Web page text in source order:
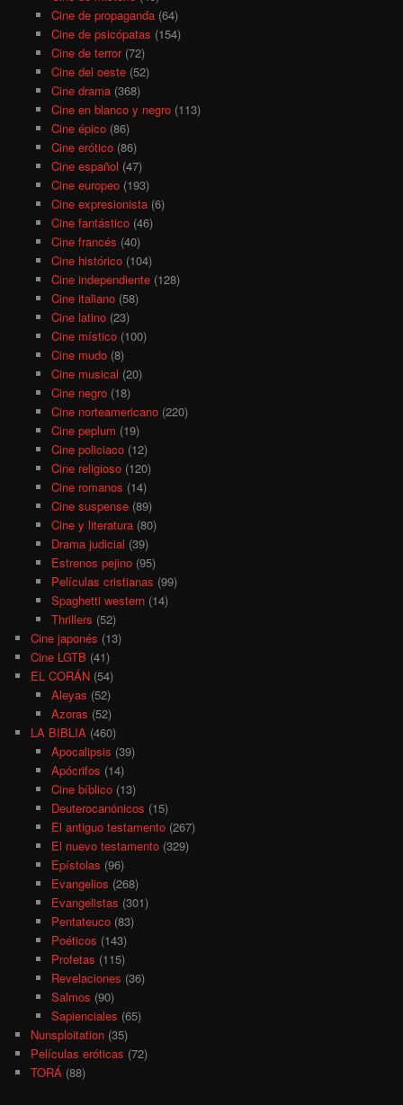
Cine de propaganda(64)
Cine de psicópatas (154)
Cine de terror(72)
Cine del oeste(52)
Cine drama(368)
Cine en blanco y negro(113)
Cine épico(86)
Cine erótico(86)
Cine español (47)
Cine europeo(193)
Cine expresionista(6)
Cine fantástico(46)
Cine francés (40)
Cine histórico(104)
Cine independiente(128)
Cine italiano(58)
Cine latino(23)
Cine místico(100)
Cine mudo(8)
Cine musical (20)
Cine negro(18)
Cine norteamericano(220)
Cine peplum (19)
Cine policiaco(12)
Cine religioso(120)
Cine romanos (14)
Cine suspense(89)
Cine y literatura(80)
Drama judicial (39)
Estrenos pejino(95)
Películas cristianas (99)
Spaghetti western(14)
Thrillers (52)
Cine japonés (13)
Cine LGTB (41)
EL CORÁN (54)
Aleyas (52)
Azoras (52)
LA BIBLIA (460)
Apocalipsis (39)
Apócrifos (14)
Cine bíblico(13)
Deuterocanónicos (15)
El antiguo testamento(267)
El nuevo testamento(329)
Epístolas (96)
Evangelios (268)
Evangelistas (301)
Pentateuco(83)
Poéticos (143)
Profetas (115)
Revelaciones (36)
Salmos (90)
Sapienciales (65)
Nunsploitation (35)
Películas eróticas (72)
TORÁ (88)